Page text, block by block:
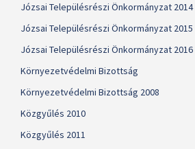
Józsai Településrészi Önkormányzat 2014
Józsai Településrészi Önkormányzat 2015
Józsai Településrészi Önkormányzat 2016
Környezetvédelmi Bizottság
Környezetvédelmi Bizottság 2008
Közgyűlés 2010
Közgyűlés 2011